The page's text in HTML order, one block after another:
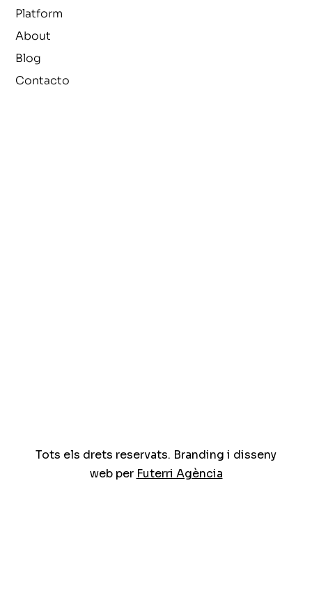
Platform
About
Blog
Contacto
Tots els drets reservats. Branding i disseny
web per Futerri Agència